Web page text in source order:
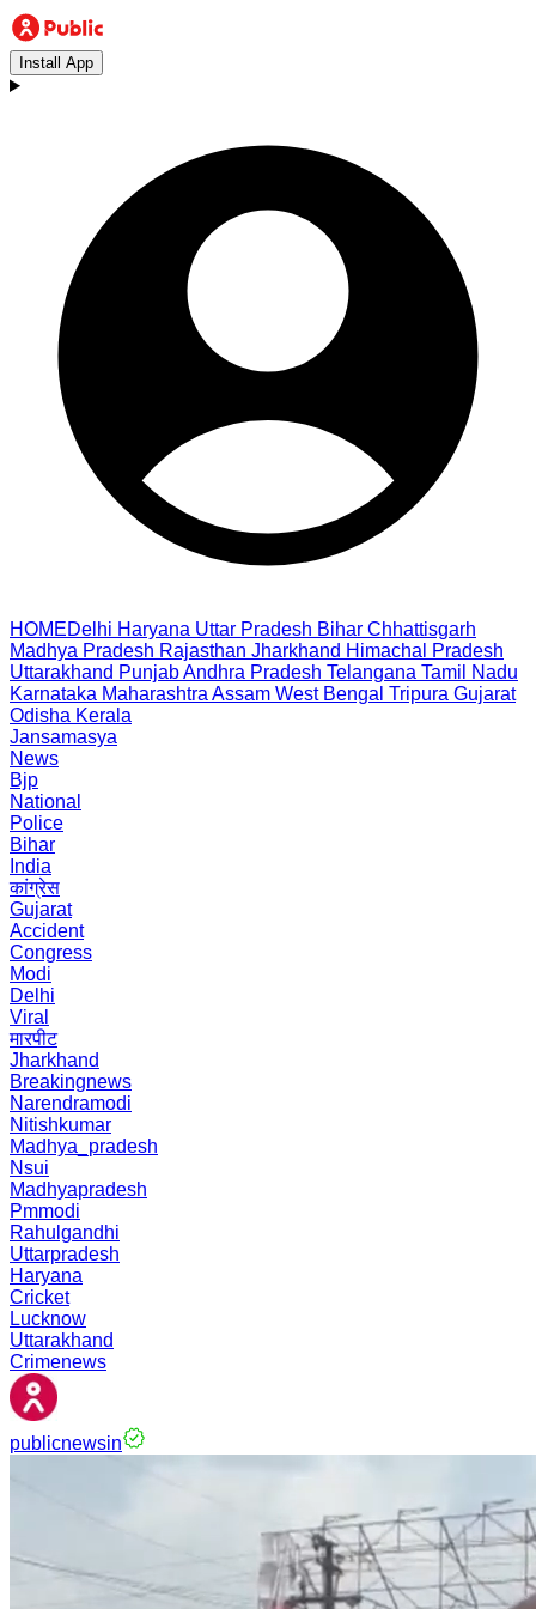
Install App
HOMEDelhi Haryana Uttar Pradesh Bihar Chhattisgarh
Madhya Pradesh Rajasthan Jharkhand Himachal Pradesh
Uttarakhand PunjabAndhra Pradesh Telangana Tamil Nadu
Karnataka Maharashtra Assam West Bengal Tripura Gujarat
Odisha Kerala
Jansamasya
News
Bjp
National
Police
Bihar
India
कांग्रेस
Gujarat
Accident
Congress
Modi
Delhi
Viral
मारपीट
Jharkhand
Breakingnews
Narendramodi
Nitishkumar
Madhya_pradesh
Nsui
Madhyapradesh
Pmmodi
Rahulgandhi
Uttarpradesh
Haryana
Cricket
Lucknow
Uttarakhand
Crimenews
publicnewsin